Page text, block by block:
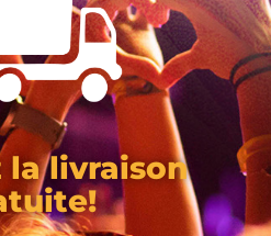
la livraison